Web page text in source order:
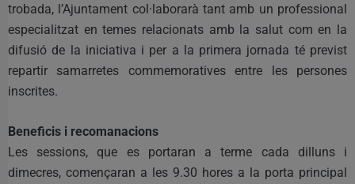
trobada, l’Ajuntament col·laborarà tant amb un professional
especialitzat en temes relacionats amb la salut com en la
difusió de la iniciativa i per a la primera jornada té previst
repartir samarretes commemoratives entre les persones
inscrites.
Beneficis i recomanacions
Les sessions, que es portaran a terme cada dilluns i
dimecres, començaran a les 9.30 hores a la porta principal